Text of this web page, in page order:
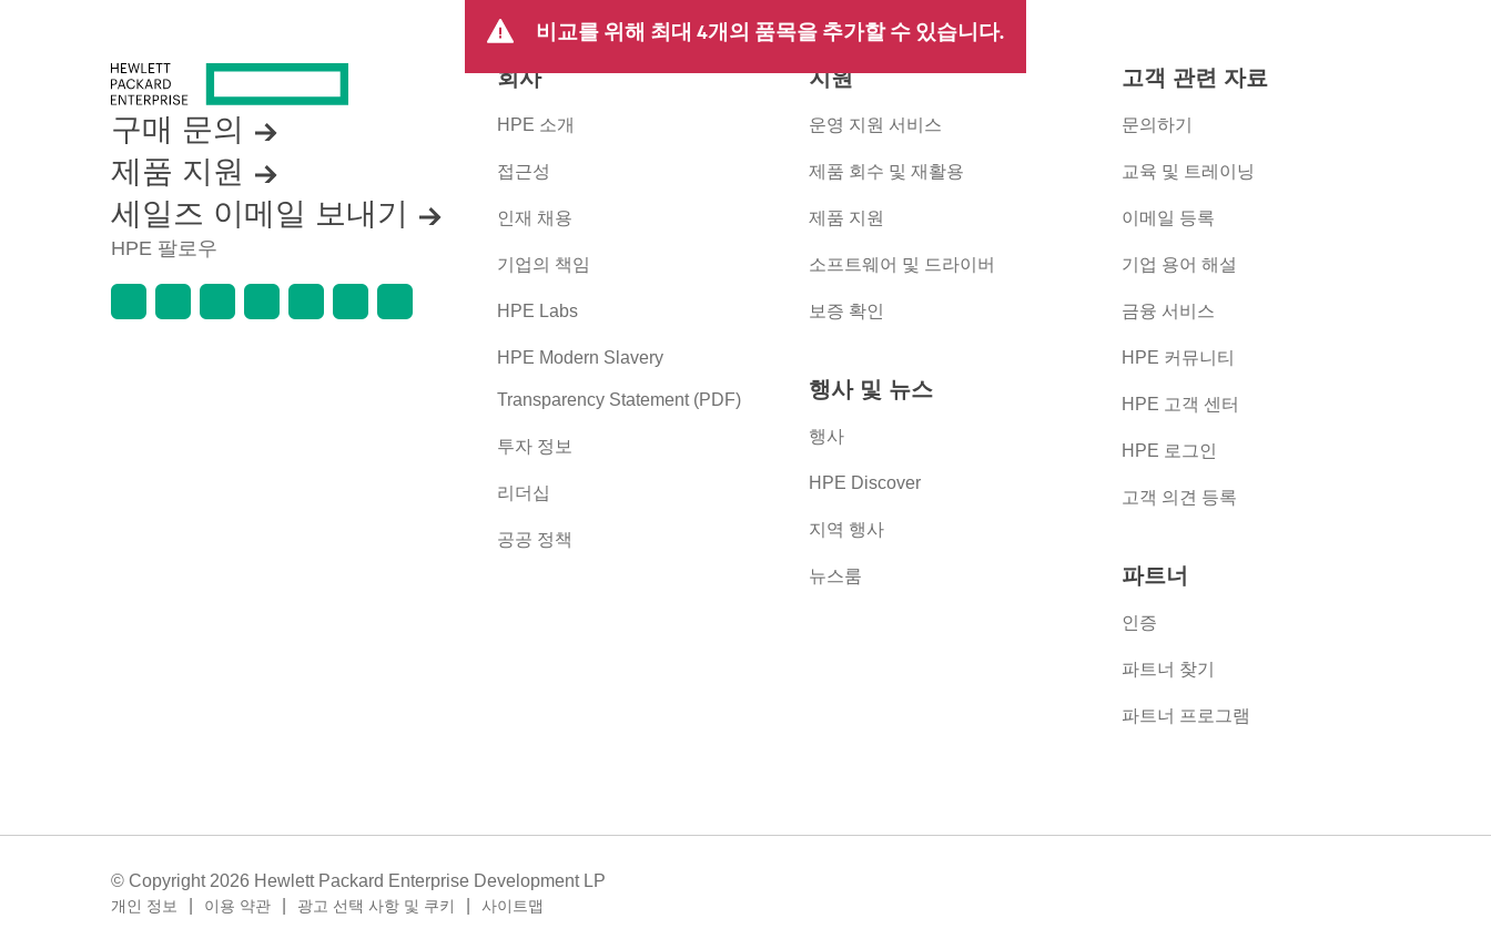
비교를 위해 최대 4개의 품목을 추가할 수 있습니다.
구매 문의
제품 지원
세일즈 이메일 보내기
HPE 팔로우
회사
HPE 소개
접근성
인재 채용
기업의 책임
HPE Labs
HPE Modern Slavery
Transparency Statement (PDF)
투자 정보
리더십
공공 정책
지원
운영 지원 서비스
제품 회수 및 재활용
제품 지원
소프트웨어 및 드라이버
보증 확인
행사 및 뉴스
행사
HPE Discover
지역 행사
뉴스룸
고객 관련 자료
문의하기
교육 및 트레이닝
이메일 등록
기업 용어 해설
금융 서비스
HPE 커뮤니티
HPE 고객 센터
HPE 로그인
고객 의견 등록
파트너
인증
파트너 찾기
파트너 프로그램
© Copyright 2026 Hewlett Packard Enterprise Development LP
개인 정보 이용 약관 광고 선택 사항 및 쿠키 사이트맵